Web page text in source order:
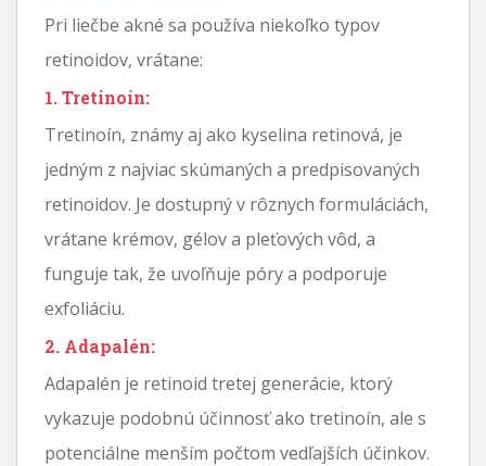
Pri liečbe akné sa používa niekoľko typov
retinoidov, vrátane:
1. Tretinoín:
Tretinoín, známy aj ako kyselina retinová, je
jedným z najviac skúmaných a predpisovaných
retinoidov. Je dostupný v rôznych formuláciách,
vrátane krémov, gélov a pleťových vôd, a
funguje tak, že uvoľňuje póry a podporuje
exfoliáciu.
2. Adapalén:
Adapalén je retinoid tretej generácie, ktorý
vykazuje podobnú účinnosť ako tretinoín, ale s
potenciálne menším počtom vedľajších účinkov.